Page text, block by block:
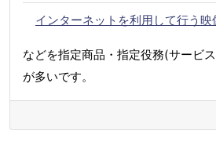
インターネットを利用して行う映
などを指定商品・指定役務(サービ
が多いです。